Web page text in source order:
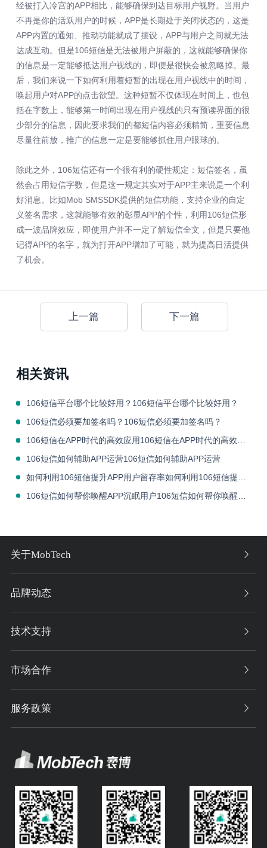
经被打入冷宫的APP相比，能够确保到达目标用户视野。当用户
不再是你的活跃用户的时候，APP是长期处于关闭状态的，这是
APP内置的通知、推动功能就成了摆设，APP与用户之间就无法
达成互动。但是106短信是无法被用户屏蔽的，这就能够确保你
的信息是一定能够抵达用户视线的，即便是很快会被忽略掉。最
后，我们来说一下如何利用着短暂的出现在用户视线中的时间，
唤起用户对APP的点击欲望。这种短暂不仅体现在时间上，也包
括在字数上，能够第一时间出现在用户视线的只有预读界面的很
少部分的信息，因此要求我们的都短信内容必须精简，重要信息
尽量往前放，推广的信息一定是要能够抓住用户眼球的。
除此之外，106短信还有一个很有利的硬性规定：短信签名，虽
然会占用短信字数，但是这一规定其实对于APP主来说是一个利
好消息。比如Mob SMSSDK提供的短信功能，支持企业的自定
义签名需求，这就能够有效的彰显APP的个性，利用106短信形
成一波品牌效应，即使用户并不一定了解短信全文，但是只要他
记得APP的名字，就为打开APP增加了可能，就为提高日活提供
了机会。
上一篇 下一篇
相关资讯
106短信平台哪个比较好用？106短信平台哪个比较好用？
106短信必须要加签名吗？106短信必须要加签名吗？
106短信如何辅助APP运营106短信如何辅助APP运营
关于MobTech
品牌动态
技术支持
市场合作
服务政策